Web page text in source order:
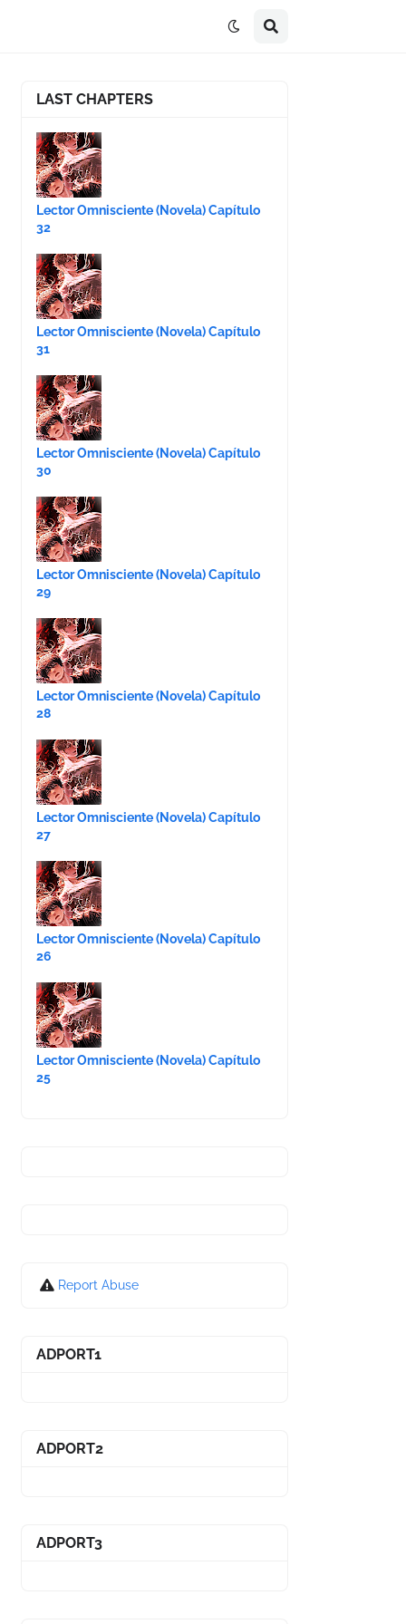
LAST CHAPTERS
Lector Omnisciente (Novela) Capítulo
32
Lector Omnisciente (Novela) Capítulo
31
Lector Omnisciente (Novela) Capítulo
30
Lector Omnisciente (Novela) Capítulo
29
Lector Omnisciente (Novela) Capítulo
28
Lector Omnisciente (Novela) Capítulo
27
Lector Omnisciente (Novela) Capítulo
26
Lector Omnisciente (Novela) Capítulo
25
Report Abuse
ADPORT1
ADPORT2
ADPORT3